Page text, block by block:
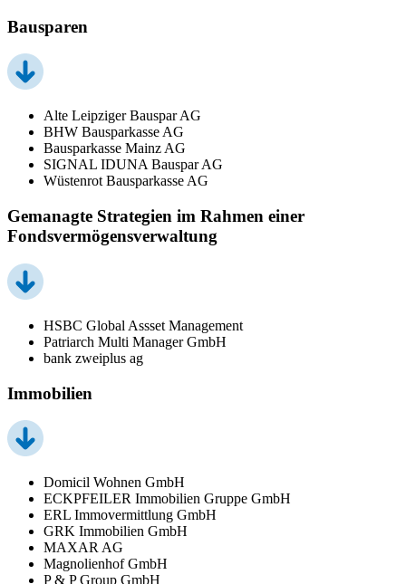
Bausparen
Alte Leipziger Bauspar AG
BHW Bausparkasse AG
Bausparkasse Mainz AG
SIGNAL IDUNA Bauspar AG
Wüstenrot Bausparkasse AG
Gemanagte Strategien im Rahmen einer
Fondsvermögensverwaltung
HSBC Global Assset Management
Patriarch Multi Manager GmbH
bank zweiplus ag
Immobilien
Domicil Wohnen GmbH
ECKPFEILER Immobilien Gruppe GmbH
ERL Immovermittlung GmbH
GRK Immobilien GmbH
MAXAR AG
Magnolienhof GmbH
P & P Group GmbH